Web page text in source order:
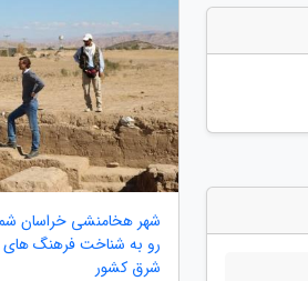
شهر هخامنشی خراسان
رو به شناخت فرهنگ های
شرق کشور